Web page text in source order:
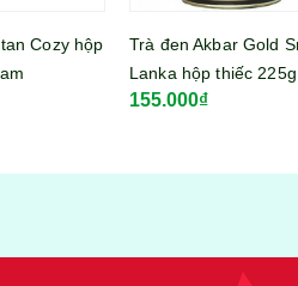
Cozy hộp
Trà đen Akbar Gold
Lanka hộp thiếc 225g
155.000₫